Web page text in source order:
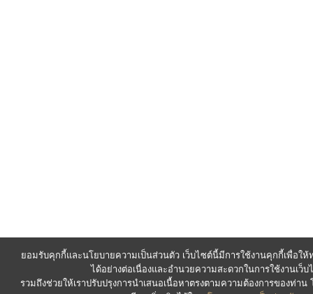
ยอมรับคุกกี้และนโยบายความเป็นส่วนตัว เว็บไซต์นี้มีการใช้งานคุกกี้เพื่อให้
ได้อย่างต่อเนื่องและอำนวยความสะดวกในการใช้งานเว็บ
รวมถึงช่วยให้เราปรับปรุงการนำเสนอเนื้อหาตรงตามความต้องการของท่าน